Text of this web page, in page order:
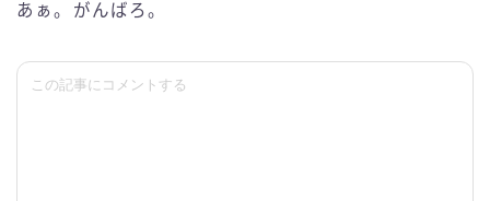
あぁ。がんばろ。